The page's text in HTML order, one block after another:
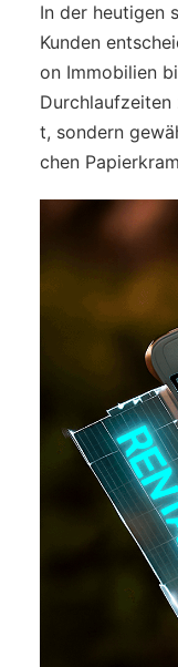
In der heutigen
Kunden
on Immobilien
Durchlaufzeiten
t, sondern
chen